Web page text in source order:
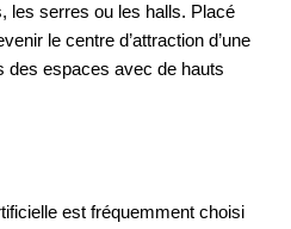
les serres ou les halls. Placé
le centre d’attraction d’une
des espaces avec de hauts
est fréquemment choisi